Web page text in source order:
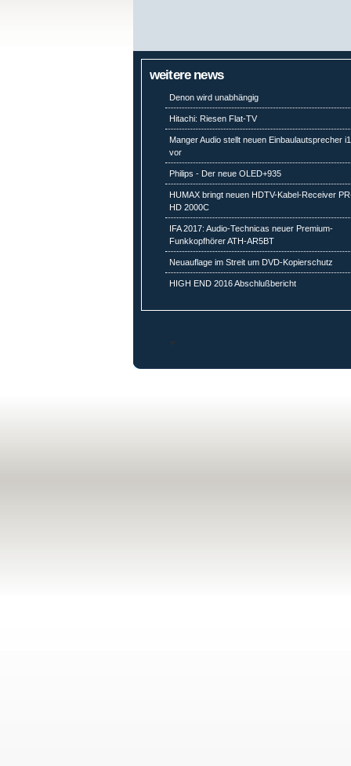
weitere news
Denon wird unabhängig
Hitachi: Riesen Flat-TV
Manger Audio stellt neuen Einbaulautsprecher i1
vor
Philips - Der neue OLED+935
HUMAX bringt neuen HDTV-Kabel-Receiver
HD 2000C
IFA 2017: Audio-Technicas neuer Premium-
Funkkopfhörer ATH-AR5BT
Neuauflage im Streit um DVD-Kopierschutz
HIGH END 2016 Abschlußbericht